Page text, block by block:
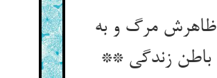
ظاهرش مرگ و به
باطن زندگی **